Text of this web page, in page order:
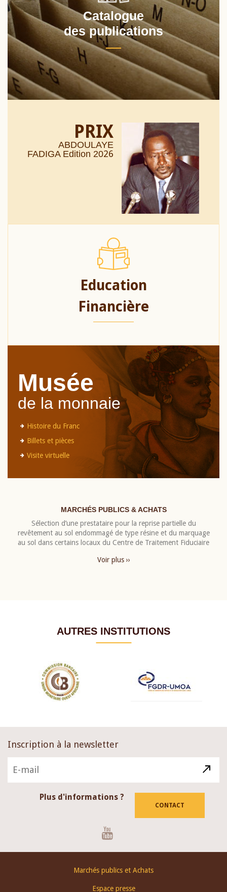
Catalogue
des publications
PRIX
ABDOULAYE
FADIGA Edition 2026
Education
Financière
Musée
de la monnaie
Histoire du Franc
Billets et pièces
Visite virtuelle
MARCHÉS PUBLICS & ACHATS
Sélection d’une prestataire pour la reprise partielle du
revêtement au sol endommagé de type résine et du marquage
au sol dans certains locaux du Centre de Traitement Fiduciaire
Voir plus ››
AUTRES INSTITUTIONS
Inscription à la newsletter
Plus d'informations ?
CONTACT
Marchés publics et Achats
Espace presse